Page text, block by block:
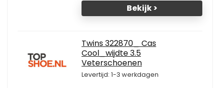
Bekijk >
Twins 322870_ Cas
Cool_wijdte 3.5
Veterschoenen
Levertijd: 1-3 werkdagen